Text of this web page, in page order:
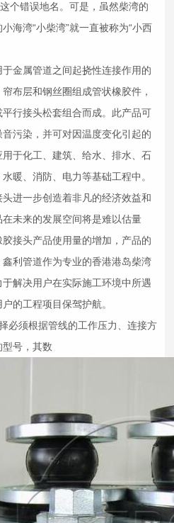
个错误地名。可是，虽然柴湾的
海湾“小柴湾”就一直被称为“小西
于金属管道之间起挠性连接作用的
布层和钢丝圈组成管状橡胶件，
行接头松套组合而成。此产品可
污染，并可对因温度变化引起的
于化工、建筑、给水、排水、石
暖、消防、电力等基础工程中。
头进一步创造着非凡的经济效益和
在未来的发展空间将是难以估量
胶接头产品使用量的增加，产品的
利管道作为专业的香港港岛柴湾
解决用户在实际施工环境中所遇
的工程项目保驾护航。
必须根据管线的工作压力、连接方
号，其数